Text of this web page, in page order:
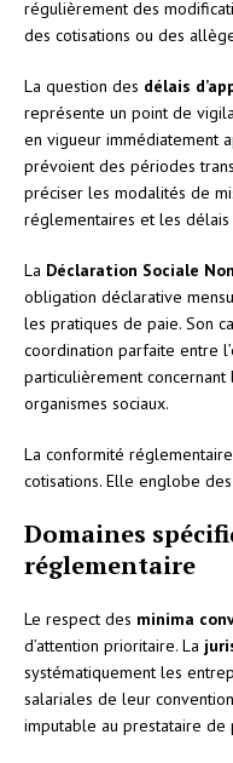
régulièrement des
des cotisations ou des
La question des délais
représente un point de
en vigueur immédiatement
prévoient des périodes
préciser les modalités de
réglementaires et les délais
La Déclaration Sociale
obligation déclarative
les pratiques de paie. Son
coordination parfaite entre
particulièrement
organismes sociaux.
La conformité
cotisations. Elle englobe
Domaines
réglementaire
Le respect des minima
d’attention prioritaire. La
systématiquement les
salariales de leur
imputable au prestataire de